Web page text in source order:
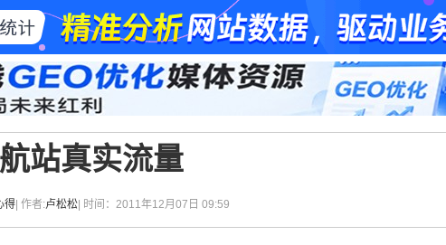
站真实流量
得 | 作者:卢松松 | 时间：2011年12月07日 09:59